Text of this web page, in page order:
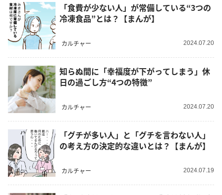
「食費が少ない人」が常備している“3つの
冷凍食品”とは？【まんが】
カルチャー 2024.07.20
知らぬ間に「幸福度が下がってしまう」休
日の過ごし方“4つの特徴”
カルチャー 2024.07.20
「グチが多い人」と「グチを言わない人」
の考え方の決定的な違いとは？【まんが】
カルチャー 2024.07.19